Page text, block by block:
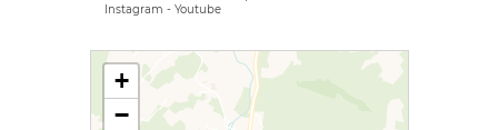
Instagram - Youtube
+
−